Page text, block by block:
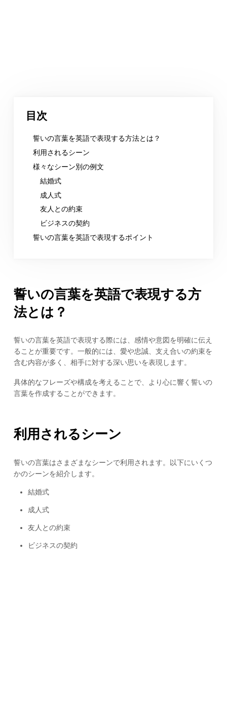
目次
誓いの言葉を英語で表現する方法とは？
利用されるシーン
様々なシーン別の例文
結婚式
成人式
友人との約束
ビジネスの契約
誓いの言葉を英語で表現するポイント
誓いの言葉を英語で表現する方
法とは？
誓いの言葉を英語で表現する際には、感情や意図を明確に伝え
ることが重要です。一般的には、愛や忠誠、支え合いの約束を
含む内容が多く、相手に対する深い思いを表現します。
具体的なフレーズや構成を考えることで、より心に響く誓いの
言葉を作成することができます。
利用されるシーン
誓いの言葉はさまざまなシーンで利用されます。以下にいくつ
かのシーンを紹介します。
結婚式
成人式
友人との約束
ビジネスの契約